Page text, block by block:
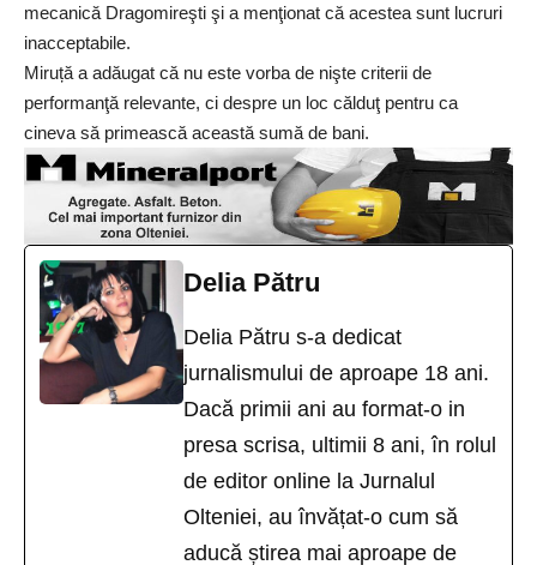
mecanică Dragomireşti şi a menţionat că acestea sunt lucruri
inacceptabile.
Miruță a adăugat că nu este vorba de nişte criterii de
performanţă relevante, ci despre un loc călduţ pentru ca
cineva să primească această sumă de bani.
Delia Pătru
Delia Pătru s-a dedicat
jurnalismului de aproape 18 ani.
Dacă primii ani au format-o in
presa scrisa, ultimii 8 ani, în rolul
de editor online la Jurnalul
Olteniei, au învățat-o cum să
aducă știrea mai aproape de